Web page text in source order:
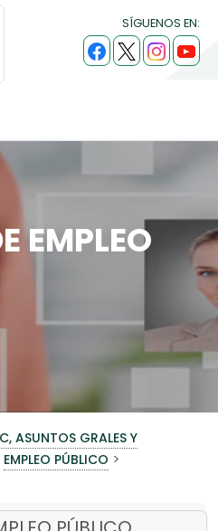
SÍGUENOS EN:
EMPLEO
ASUNTOS GRALES Y
EMPLEO PÚBLICO >